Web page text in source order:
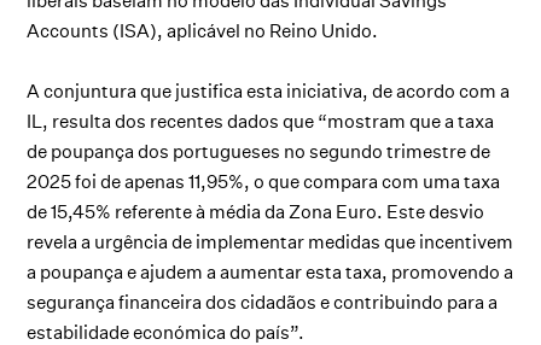
Accounts (ISA), aplicável no Reino Unido.
A conjuntura que justifica esta iniciativa, de acordo com a
IL, resulta dos recentes dados que “mostram que a taxa
de poupança dos portugueses no segundo trimestre de
2025 foi de apenas 11,95%, o que compara com uma taxa
de 15,45% referente à média da Zona Euro. Este desvio
revela a urgência de implementar medidas que incentivem
a poupança e ajudem a aumentar esta taxa, promovendo a
segurança financeira dos cidadãos e contribuindo para a
estabilidade económica do país”.